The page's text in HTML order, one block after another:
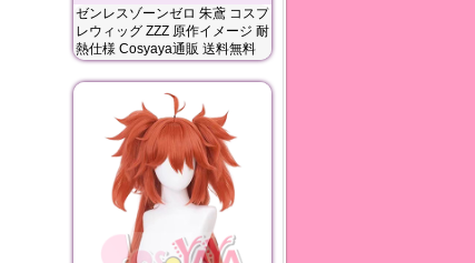
ゼンレスゾーンゼロ 朱鳶 コスプ
レウィッグ ZZZ 原作イメージ 耐
熱仕様 Cosyaya通販 送料無料